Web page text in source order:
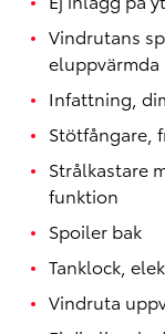
Vindrutans
eluppvärmda
Infattning,
Stötfångare,
Strålkastare
funktion
Spoiler bak
Tanklock,
Vindruta